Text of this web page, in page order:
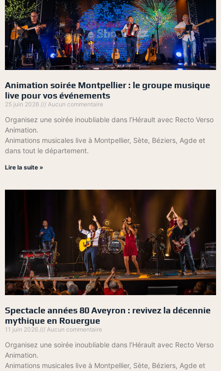
Animation soirée Montpellier : le groupe musique
live pour vos événements
25 juin 2026 Aucun commentaire
Organisez une soirée inoubliable dans l’Hérault avec Recto Verso
Animation.
Animations musicales live à Montpellier, Sète, Béziers, Agde et
dans tout le département.
Lire la suite »
Spectacle années 80 Aveyron : revivez la décennie
mythique en Rouergue
11 juin 2026 Aucun commentaire
Organisez une soirée inoubliable dans l’Hérault avec Recto Verso
Animation.
Animations musicales live à Montpellier, Sète, Béziers, Agde et